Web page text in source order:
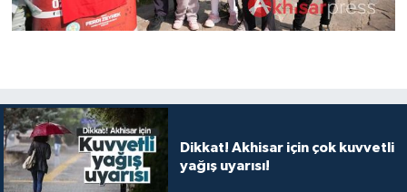
Dikkat! Akhisar için çok kuvvetli
yağış uyarısı!